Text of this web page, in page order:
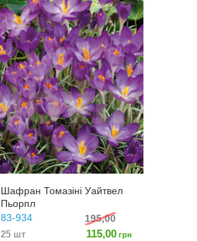
Шафран Томазіні Уайтвел
Пьорпл
83-934
25 шт
195,00
115,00 грн